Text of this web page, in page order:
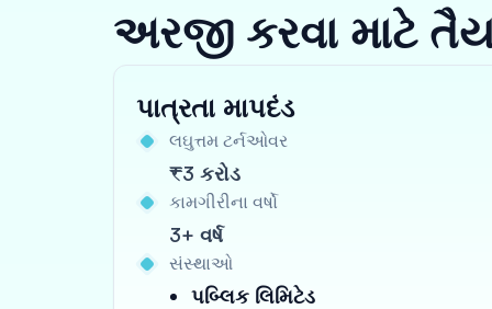
અરજી કરવા માટે
પાત્રતા માપદંડ
લઘુત્તમ ટર્નઓવર
₹3 કરોડ
કામગીરીના વર્ષો
3+ વર્ષ
સંસ્થાઓ
પબ્લિક લિમિટેડ